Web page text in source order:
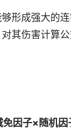
形成强大的
其伤害计算公
因子×随机因